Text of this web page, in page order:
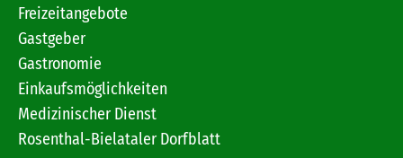
Freizeitangebote
Gastgeber
Gastronomie
Einkaufsmöglichkeiten
Medizinischer Dienst
Rosenthal-Bielataler Dorfblatt